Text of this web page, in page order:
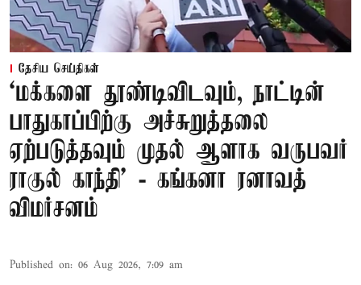
தேசிய செய்திகள்
‘மக்களை தூண்டிவிடவும், நாட்டின்
பாதுகாப்பிற்கு அச்சுறுத்தலை
ஏற்படுத்தவும் முதல் ஆளாக வருபவர்
ராகுல் காந்தி’ - கங்கனா ரனாவத்
விமர்சனம்
Published on: 06 Aug 2026, 7:09 am